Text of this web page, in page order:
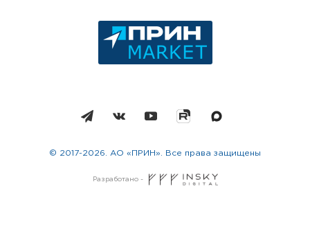
Разработано -
© 2017-2026. АО «ПРИН». Все права защищены